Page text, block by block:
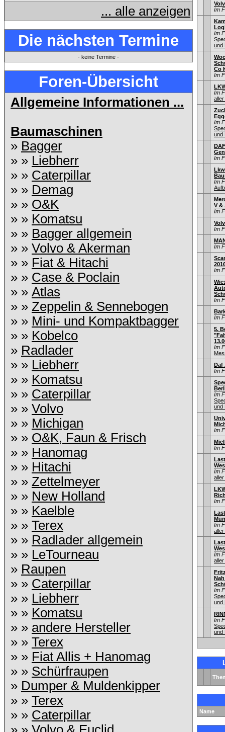
... alle anzeigen
Die nächsten Termine
- keine Termine -
Foren-Übersicht
Allgemeine Informationen ...
Baumaschinen
» Bagger
» » Liebherr
» » Caterpillar
» » Demag
» » O&K
» » Komatsu
» » Bagger allgemein
» » Volvo & Akerman
» » Fiat & Hitachi
» » Case & Poclain
» » Atlas
» » Zeppelin & Sennebogen
» » Mini- und Kompaktbagger
» » Kobelco
» Radlader
» » Liebherr
» » Komatsu
» » Caterpillar
» » Volvo
» » Michigan
» » O&K, Faun & Frisch
» » Hanomag
» » Hitachi
» » Zettelmeyer
» » New Holland
» » Kaelble
» » Terex
» » Radlader allgemein
» » LeTourneau
» Raupen
» » Caterpillar
» » Liebherr
» » Komatsu
» » andere Hersteller
» » Terex
» » Fiat Allis + Hanomag
» » Schürfraupen
» Dumper & Muldenkipper
» » Terex
» » Caterpillar
Im
Im
und
Co
Im
Im
aller
Im
und
Im
Im
V &
Im
Im
Im
Im
Im
Im
5.
Im
Daf
Im
Im
und
Im
Im
Im
aller
Im
Im
aller
Im
aller
Im
und
Im
und
Name